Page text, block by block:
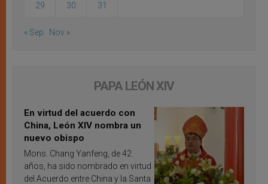
29 30 31
« Sep Nov »
PAPA LEÓN XIV
En virtud del acuerdo con
China, León XIV nombra un
nuevo obispo
Mons. Chang Yanfeng, de 42
años, ha sido nombrado en virtud
del Acuerdo entre China y la Santa